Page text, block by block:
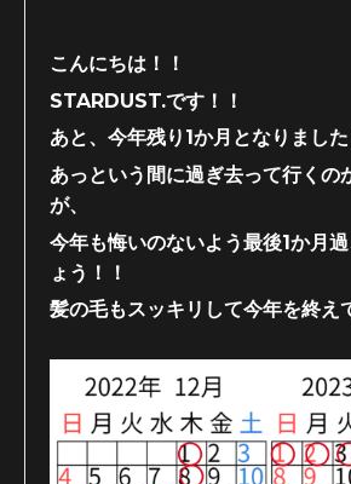
こんにちは！！
STARDUST.です！！
あと、今年残り1か月となりました
あっという間に過ぎ去って行くの
が、
今年も悔いのないよう最後1か月
ょう！！
髪の毛もスッキリして今年を終え